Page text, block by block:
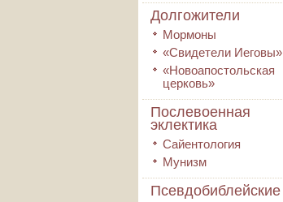
Долгожители
Мормоны
«Свидетели Иеговы»
«Новоапостольская
церковь»
Послевоенная
эклектика
Сайентология
Мунизм
Псевдобиблейские